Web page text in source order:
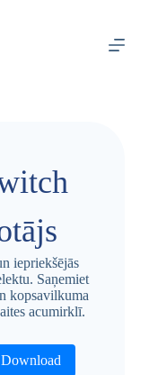
iepriekšējās
Saņemiet
kopsavilkuma
acumirklī.
Download